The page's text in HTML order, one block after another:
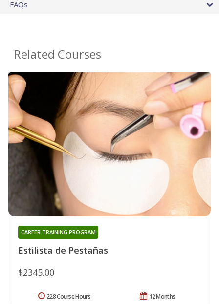
FAQs
Related Courses
Estilista de Pestañas
CAREER TRAINING PROGRAM
$2345.00
12 Months
228 Course Hours